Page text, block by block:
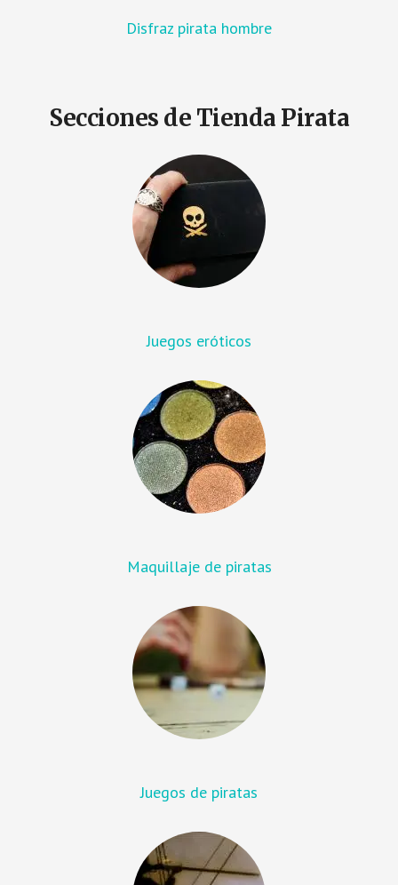
Disfraz pirata hombre
Secciones de Tienda Pirata
Juegos eróticos
Maquillaje de piratas
Juegos de piratas